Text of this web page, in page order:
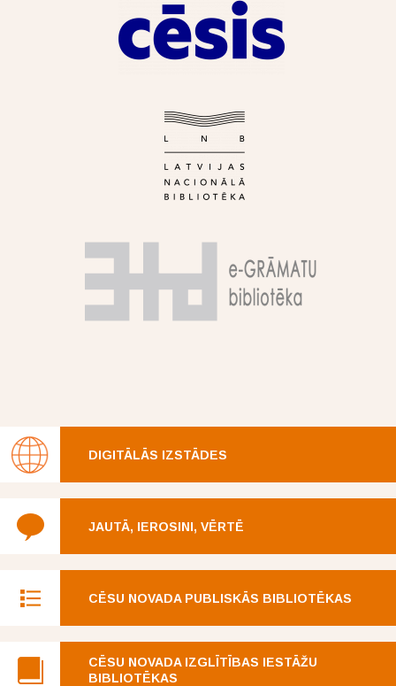
DIGITĀLĀS IZSTĀDES
JAUTĀ, IEROSINI, VĒRTĒ
CĒSU NOVADA PUBLISKĀS BIBLIOTĒKAS
CĒSU NOVADA IZGLĪTĪBAS IESTĀŽU
BIBLIOTĒKAS